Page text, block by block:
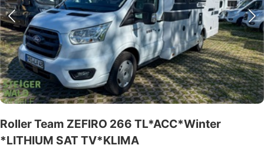
Roller Team ZEFIRO 266 TL*ACC*Winter
*LITHIUM SAT TV*KLIMA